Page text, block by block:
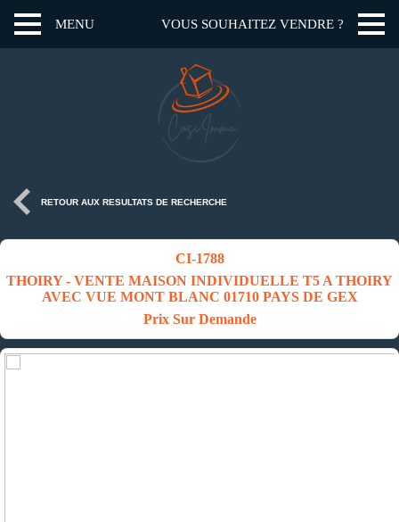
MENU VOUS SOUHAITEZ VENDRE ?
RETOUR AUX RESULTATS DE RECHERCHE
CI-1788
THOIRY - VENTE MAISON INDIVIDUELLE T5 A THOIRY
AVEC VUE MONT BLANC 01710 PAYS DE GEX
Prix Sur Demande